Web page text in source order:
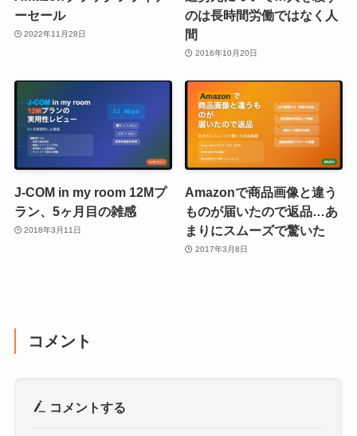
ーセール
2022年11月28日
のは長時間労働ではなく人
間
2016年10月20日
J-COM in my room 12Mプ
ラン、5ヶ月目の雑感
2018年3月11日
Amazonで商品画像と違う
ものが届いたので返品…あ
まりにスムーズで驚いた
2017年3月8日
コメント
コメントする